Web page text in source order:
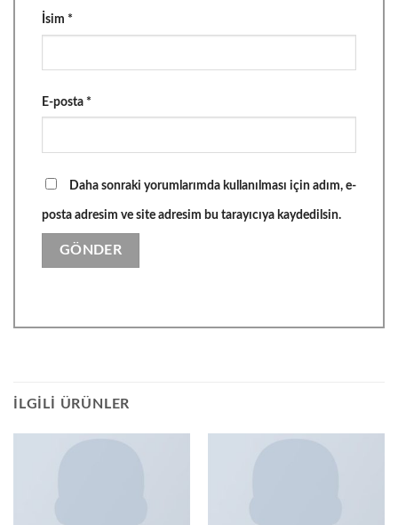
İsim *
E-posta *
Daha sonraki yorumlarımda kullanılması için adım, e-
posta adresim ve site adresim bu tarayıcıya kaydedilsin.
İLGILI ÜRÜNLER